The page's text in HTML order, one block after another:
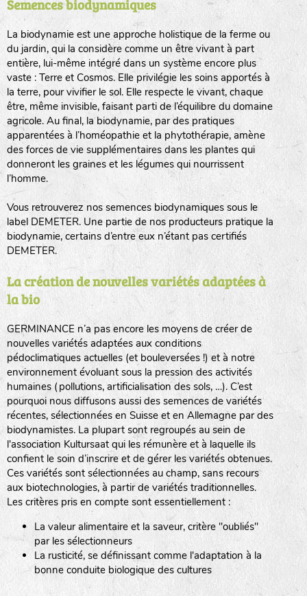
Semences biodynamiques
La biodynamie est une approche holistique de la ferme ou
du jardin, qui la considère comme un être vivant à part
entière, lui-même intégré dans un système encore plus
vaste : Terre et Cosmos. Elle privilégie les soins apportés à
la terre, pour vivifier le sol. Elle respecte le vivant, chaque
être, même invisible, faisant parti de l’équilibre du domaine
agricole. Au final, la biodynamie, par des pratiques
apparentées à l’homéopathie et la phytothérapie, amène
des forces de vie supplémentaires dans les plantes qui
donneront les graines et les légumes qui nourrissent
l’homme.
Vous retrouverez nos semences biodynamiques sous le
label DEMETER. Une partie de nos producteurs pratique la
biodynamie, certains d’entre eux n’étant pas certifiés
DEMETER.
La création de nouvelles variétés adaptées à
la bio
GERMINANCE n’a pas encore les moyens de créer de
nouvelles variétés adaptées aux conditions
pédoclimatiques actuelles (et bouleversées !) et à notre
environnement évoluant sous la pression des activités
humaines (pollutions, artificialisation des sols, …). C’est
pourquoi nous diffusons aussi des semences de variétés
récentes, sélectionnées en Suisse et en Allemagne par des
biodynamistes. La plupart sont regroupés au sein de
l'association Kultursaat qui les rémunère et à laquelle ils
confient le soin d’inscrire et de gérer les variétés obtenues.
Ces variétés sont sélectionnées au champ, sans recours
aux biotechnologies, à partir de variétés traditionnelles.
Les critères pris en compte sont essentiellement :
La valeur alimentaire et la saveur, critère "oubliés"
par les sélectionneurs
La rusticité, se définissant comme l'adaptation à la
bonne conduite biologique des cultures
BINGENHEIMER SAATGUT (BGH)
www.bingenheimersaatgut.de
DE BOLSTER (DBO)
www.bolster.nl
GRAINE DEL PAÏS (GDP)
www.grainesdelpais.com
JARDIN EN’VIE (JEV)
LA BOITE A GRAINES (LBAG)
LA RÉFÉRENCE :F BEL20BPA1A (en haut à gauche)
F : Fleurs.
Les autres catégories étant :
: Engrais vert
L: Légumes
A: Aromatiques
BEL : Code de la variété
(Ici Belle de nuit)
20 : Année de récolte(ici 2020)
BPA : Initiales du producteur ou du fournisseur de la
semence.
1 : Numéro d’ordre du lot
A : Sans calibre.
G: Gros
M: Moyen calibre
P: Petit calibre
animaux sauvages
biodiversité cultivée
Légumes feuilles
Légumes racines
Plantes aromatiques